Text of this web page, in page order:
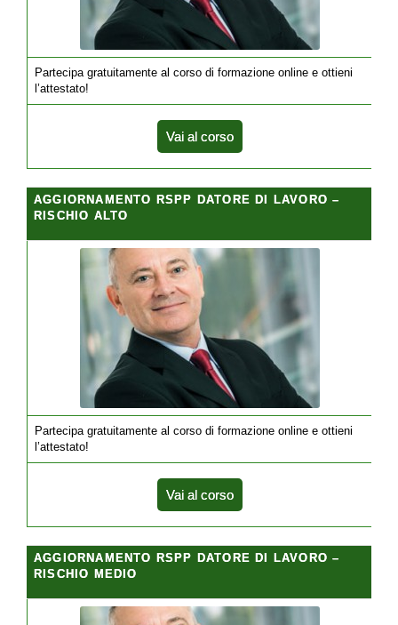
Partecipa gratuitamente al corso di formazione online e ottieni
l’attestato!
Vai al corso
AGGIORNAMENTO RSPP DATORE DI LAVORO –
RISCHIO ALTO
Partecipa gratuitamente al corso di formazione online e ottieni
l’attestato!
Vai al corso
AGGIORNAMENTO RSPP DATORE DI LAVORO –
RISCHIO MEDIO